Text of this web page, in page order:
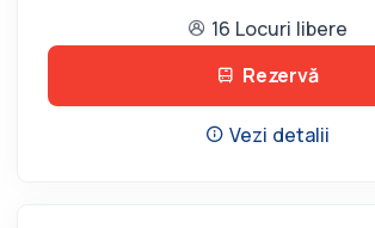
16 Locuri libere
Rezervă
Vezi detalii